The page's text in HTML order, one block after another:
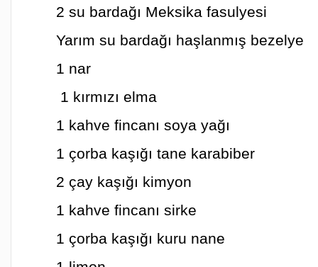
2 su bardağı Meksika fasulyesi
Yarım su bardağı haşlanmış bezelye
1 nar
1 kırmızı elma
1 kahve fincanı soya yağı
1 çorba kaşığı tane karabiber
2 çay kaşığı kimyon
1 kahve fincanı sirke
1 çorba kaşığı kuru nane